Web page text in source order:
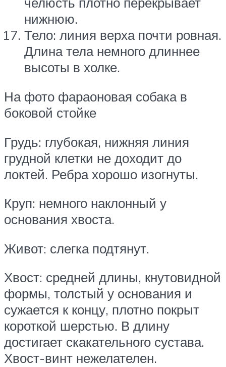
нижнюю.
Тело: линия верха почти ровная.
Длина тела немного длиннее
высоты в холке.
На фото фараоновая собака в
боковой стойке
Грудь: глубокая, нижняя линия
грудной клетки не доходит до
локтей. Ребра хорошо изогнуты.
Круп: немного наклонный у
основания хвоста.
Живот: слегка подтянут.
Хвост: средней длины, кнутовидной
формы, толстый у основания и
сужается к концу, плотно покрыт
короткой шерстью. В длину
достигает скакательного сустава.
Хвост-винт нежелателен.